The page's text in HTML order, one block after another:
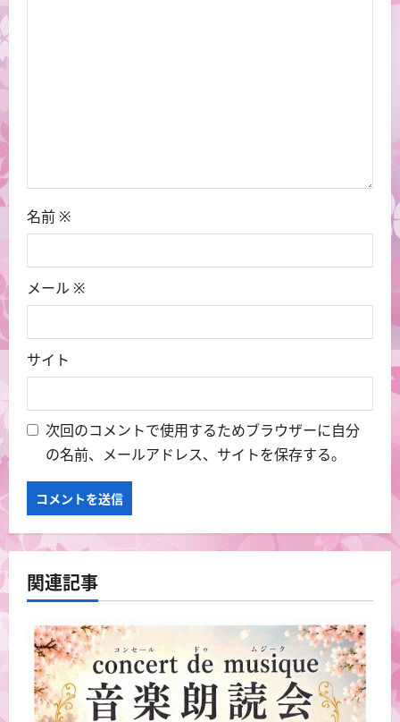
名前 ※
メール ※
サイト
次回のコメントで使用するためブラウザーに自分
の名前、メールアドレス、サイトを保存する。
関連記事